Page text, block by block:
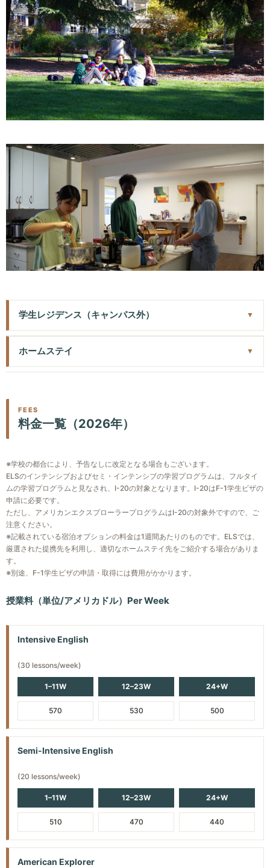
Beginner（101/102/103）
・日常的な場面で基本的なコミュニケーションができる
・ゆっくり、はっきりと話しかけられると理解できる
・いくつかの単語やフレーズを理解できる
・簡単な質問や指示に答えられる
Intermediate（104/105/106）
・事実と意見を伝えることができる
・文化的に適切な方法で議論や主張がすることができる
・ネイティブスピーカーと会話ができる
・英語で日常生活の買い物、注文、道を尋ねたりすること
※修了時のオプション：TOEFL iBT®完全対策プログラム
またはビジネス英語プログラム（一部のセンターで受講可
能）に登録する。
Advanced（107/108/109）
・たいていの社会的状況で効果的なコミュニケーションが
できる ・幅広いイディオムを理解できる
・正確かつ流暢に読み書きを含め英語を使うことができる
・ほとんどの会話に完全に参加できる
※修了後のオプション：一部のホスト大学のコース同時入
ムを開始
Masters（110/111/112）
・専門職や大学の要件を満たすのに十分な読み書きができ
る
ムを開始する
スケジュール例
08:30 – 09:20 AM：（月～金）文法・スピーキング練
習/ランゲージテクノロジーセンター学習/スキル強化
09:30 – 10:20 AM：（月～金）文法・スピーキング練習/
ランゲージテクノロジーセンター学習/スキル強化
ランゲージテクノロジーセンター学習/スキル強化
グ
02:45 – 03:45 PM：（月～木）リーディング/ライティン
グ
セミ・インテンシブ英語クラスでは、アメリカ滞在中に本物
の文化に触れることができるよう、教室で学んだことを実生
活に応用できるようにデザインされています。文化的な活動
を探求し、その中に身を置くことで、英語の応用に関する貴
重な学びが得られます。社会的環境の中で他の人々と交流す
ることで、午前中の体系化されたレッスンと相まって英語学
習に完璧なバランスをもたらします。
週20レッスン、1レッスン50分、各レベルにつき1セッション
（4週間）、授業は月曜日-金曜日
Levels
Beginner Levels 101/102/103
・日常的な場面で基本的なコミュニケーションができる
・ゆっくり、はっきりと話しかけられると理解できる
Intermediate Levels 104/105/106
・通常の会話速度で、ほとんどの質問や発言を理解できる
・ネイティブスピーカーと会話ができる
※修了時のオプション：TOEFL iBT®完全対策プログラム
またはビジネス英語プログラム（一部のセンターで受講可
Advanced Levels 107/108/109
・たいていの社会的状況で効果的にコミュニケーションが
できる
・幅広いイディオムを理解できる
・ネイティブスピーカーと長時間の会話ができる
・正確かつ流暢に読み書きを含め英語を使うことができる
・ほとんどの会話に完全に参加できる
Masters Levels 110/111/112
・専門職や大学の要件を満たす十分な読み書きができる
スケジュール例
08:30 – 09:20 AM（月～金）：文法・スピーキング練
習/ランゲージテクノロジーセンター/スキル強化
09:30 – 10:20 AM（月～金）：文法・スピーキング練習/
ランゲージテクノロジーセンター/スキル強化
10:30 – 11:20 AM（月～金）：文法・スピーキング練習/
ランゲージテクノロジーセンター/スキル強化
ランゲージテクノロジーセンター/スキル強化
Lesson
週15レッスン、1レッスン50分、各レベルにつき1セッション
（4週間）、授業は月曜日-金曜日
Levels
Beginner Levels 101/102/103
・日常的な場面で基本的なコミュニケーションができる
・いくつかの単語やフレーズを理解できる
・簡単な質問や指示に答えられる
Intermediate Levels 104/105/106
・事実と意見を伝えることができる
・文化的に適切な方法で議論や主張がすることができる
・通常の会話速度で、ほとんどの質問や発言を理解できる
・ネイティブスピーカーと会話ができる
・英語で日常生活の買い物、注文、道を尋ねたりすること
ができる
またはビジネス英語プログラム（一部のセンターで受講可
能）に登録する。
Advanced Levels 107/108/109
・たいていの社会的状況で効果的にコミュニケーションが
・正確かつ流暢に読み書きを含め英語を使うことができる
・ほとんどの会話に完全に参加できる
・専門職や大学の要件を満たす十分な読み書きができる
・英語でビジネスができる
スケジュール例
08:30 – 11:20 AM（月～金）：文法・スピーキング練習/
ランゲージテクノロジーセンター学習/スキル強化
学生レジデンス（キャンパス外）
ホームは、ELSセンターからわずか4キロの安全な住宅街にあ
り、センターとレジデンス間は無料シャトルバスで5～10分で
（通常2～3人用）とリビングエリアを他の居住者と共有しま
ります。ただし、友達とのペアを希望することもできます。
各部屋には、リネン類（マットレスカバー、ベッドシーツ、
毛布2枚、タオル1枚、枕1個）、机、クローゼットが用意され
ています。
18歳～30歳の方が利用することができます。
※2人部屋 食事は含まれません。
設備の整った大きなキッチンで料理をしたり、近くのレスト
ランで食事をしたり、フードコートも徒歩圏内にあります。
ホームステイ
ゴールデンゲート・トランジットのバスがサンラファエル地
区を走っており、センターから徒歩5分圏内にバス停があり、
歩で45分程度です。
家庭のタイプは様々ですが、一般的にELSのホストファミリー
はセンター近くの安全で豊かな地域に住んでいます。
ELSの学生には1人部屋が割り当てられ、ほとんどの場合、バ
スルームは共用です。すべての家庭に暖房と無線インターネ
ットがありますが、エアコンがない場合もあります。
することができます。
最低受入年齢 16歳
FEES
料金一覧（2026年）
※学校の都合により、予告なしに改定となる場合もございます。
ELSのインテンシブおよびセミ・インテンシブの学習プログラムは、フルタイ
ムの学習プログラムと見なされ、I-20の対象となります。I-20はF-1学生ビザの
申請に必要です。
ただし、アメリカンエクスプローラープログラムはI-20の対象外ですので、ご
注意ください。
※記載されている宿泊オプションの料金は1週間あたりのものです。ELSでは、
厳選された提携先を利用し、適切なホームステイ先をご紹介する場合がありま
す。
※別途、F-1学生ビザの申請・取得には費用がかかります。
授業料（単位/アメリカドル）Per Week
Intensive English
(30 lessons/week)
1–11W 12–23W 24+W
570 530 500
Semi-Intensive English
(20 lessons/week)
1–11W 12–23W 24+W
510 470 440
American Explorer